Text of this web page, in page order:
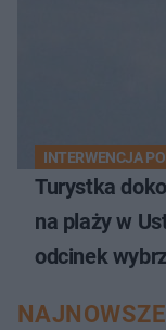
INTERWENCJA
Turystka
na plaży w
odcinek